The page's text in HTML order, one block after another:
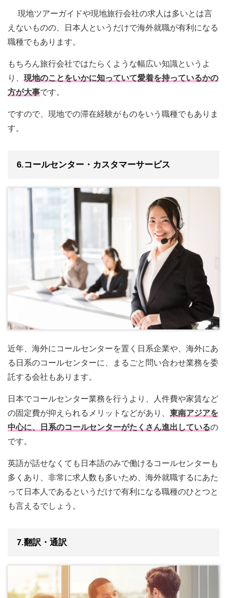
現地ツアーガイドや現地旅行会社の求人は多いとは言
えないものの、日本人というだけで海外就職が有利になる
職種でもあります。
もちろん旅行会社ではたらくような幅広い知識というよ
り、 現地のことをいかに知っていて愛着を持っているかの
方が大事です。
ですので、現地での滞在経験がものをいう職種でもありま
す。
6.コールセンター・カスタマーサービス
近年、海外にコールセンターを置く日系企業や、海外にあ
る日系のコールセンターに、まるごと問い合わせ業務を委
託する会社もあります。
日本でコールセンター業務を行うより、人件費や家賃など
の固定費が抑えられるメリットなどがあり、 東南アジアを
中心に、日系のコールセンターがたくさん進出しているの
です。
英語が話せなくても日本語のみで働けるコールセンターも
多くあり、非常に求人数も多いため、海外就職するにあた
って日本人であるというだけで有利になる職種のひとつと
も言えるでしょう。
7.翻訳・通訳